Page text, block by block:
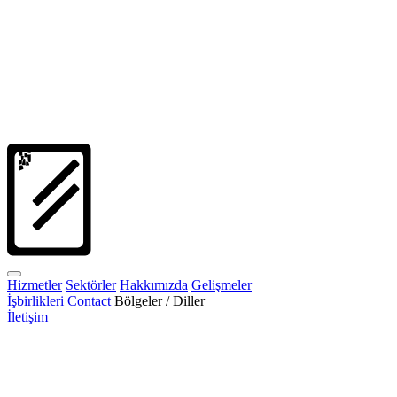
Hizmetler Sektörler Hakkımızda Gelişmeler
İşbirlikleri Contact Bölgeler / Diller
İletişim